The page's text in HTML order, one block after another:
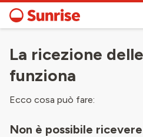
La ricezione
funziona
Ecco cosa può fare:
Non è possibile